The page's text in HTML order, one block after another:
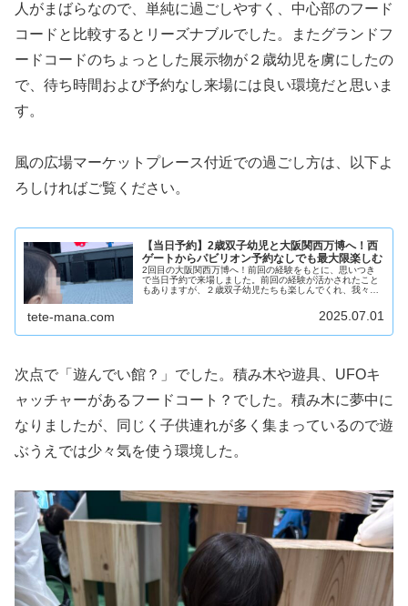
人がまばらなので、単純に過ごしやすく、中心部のフード
コードと比較するとリーズナブルでした。またグランドフ
ードコードのちょっとした展示物が２歳幼児を虜にしたの
で、待ち時間および予約なし来場には良い環境だと思いま
す。
風の広場マーケットプレース付近での過ごし方は、以下よ
ろしければご覧ください。
【当日予約】2歳双子幼児と大阪関西万博へ！西
ゲートからパビリオン予約なしでも最大限楽しむ
2回目の大阪関西万博へ！前回の経験をもとに、思いつき
で当日予約で来場しました。前回の経験が活かされたこと
もありますが、２歳双子幼児たちも楽しんでくれ、我々も
２歳双子との万博会場での過ごし方をまとめます。
tete-mana.com 2025.07.01
次点で「遊んでい館？」でした。積み木や遊具、UFOキ
ャッチャーがあるフードコート？でした。積み木に夢中に
なりましたが、同じく子供連れが多く集まっているので遊
ぶうえでは少々気を使う環境した。